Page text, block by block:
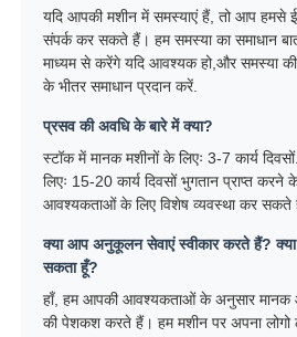
यदि आपकी मशीन में समस्याएं हैं, तो आप हमसे
संपर्क कर सकते हैं। हम समस्या का समाधान
माध्यम से करेंगे यदि आवश्यक हो,और समस्या
के भीतर समाधान प्रदान करें.
प्रसव की अवधि के बारे में क्या?
स्टॉक में मानक मशीनों के लिएः 3-7 कार्य
लिएः 15-20 कार्य दिवसों भुगतान प्राप्त करने
आवश्यकताओं के लिए विशेष व्यवस्था कर सकते
क्या आप अनुकूलन सेवाएं स्वीकार करते हैं?
सकता हूँ?
हाँ, हम आपकी आवश्यकताओं के अनुसार मानक
की पेशकश करते हैं। हम मशीन पर अपना